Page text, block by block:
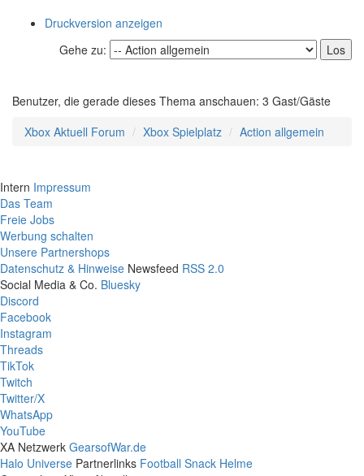
Druckversion anzeigen
Gehe zu:
Benutzer, die gerade dieses Thema anschauen: 3 Gast/Gäste
Xbox Aktuell Forum
Xbox Spielplatz Action allgemein
Intern Impressum
Das Team
Freie Jobs
Werbung schalten
Unsere Partnershops
Datenschutz & Hinweise Newsfeed RSS 2.0
Social Media & Co. Bluesky
Discord
Facebook
Instagram
Threads
TikTok
Twitch
Twitter/X
WhatsApp
YouTube
XA Netzwerk GearsofWar.de
Halo Universe Partnerlinks Football Snack Helme